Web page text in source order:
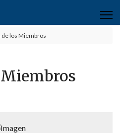
de los Miembros